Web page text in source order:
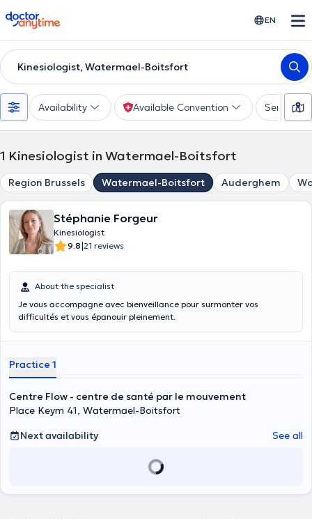
doctoranytime EN
Kinesiologist, Watermael-Boitsfort
Availability Available Convention Services
1 Kinesiologist in Watermael-Boitsfort
Region Brussels Watermael-Boitsfort Auderghem
Stéphanie Forgeur
Kinesiologist
9.8|21 reviews
About the specialist
Je vous accompagne avec bienveillance pour surmonter vos
difficultés et vous épanouir pleinement.
Practice 1
Centre Flow - centre de santé par le mouvement
Place Keym 41, Watermael-Boitsfort
Next availability
See all